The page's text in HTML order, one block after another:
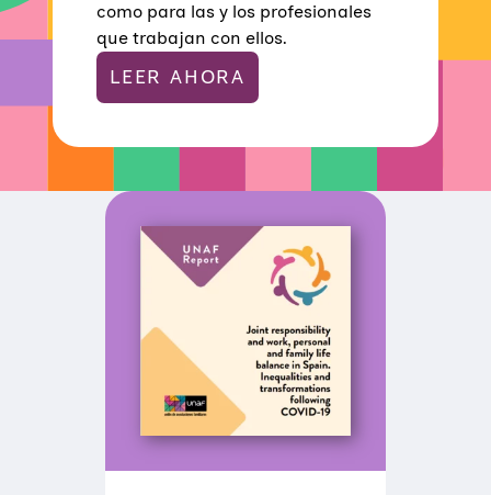
O
C
L
I
E
A
A
L
O
R
A
L
,
como para las y los profesionales
que trabajan con ellos.
LEER AHORA